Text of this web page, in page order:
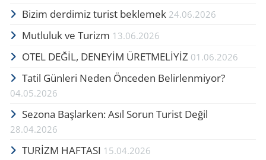
Bizim der­di­miz tu­rist bek­le­mek 24.06.2026
Mutluluk ve Turizm 13.06.2026
OTEL DEĞİL, DENEYİM ÜRETMELİYİZ 01.06.2026
Tatil Günleri Neden Önceden Belirlenmiyor?
04.05.2026
Se­zo­na Baş­lar­ken: Asıl Sorun Tu­rist Değil
28.04.2026
TURİZM HAFTASI 15.04.2026